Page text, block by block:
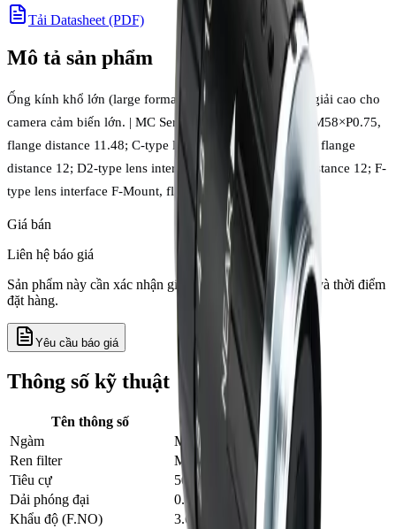
Tải Datasheet (PDF)
Mô tả sản phẩm
Ống kính khổ lớn (large format) Chiopt 65MP độ phân giải cao cho
camera cảm biến lớn. | MC Series B-type lens interface M58×P0.75,
flange distance 11.48; C-type lens interface M72×P0.75, flange
distance 12; D2-type lens interface M42×P1.0, flange distance 12; F-
type lens interface F-Mount, flange distance 46.5
Giá bán
Liên hệ báo giá
Sản phẩm này cần xác nhận giá theo số lượng, tồn kho và thời điểm
đặt hàng.
Yêu cầu báo giá
Thông số kỹ thuật
Tên thông số
Giá trị
Ngàm
M58×P0.75
Ren filter
M62×P0.75
Tiêu cự
50mm
Dải phóng đại
0.02x-0.5x
Khẩu độ (F.NO)
3.6-22